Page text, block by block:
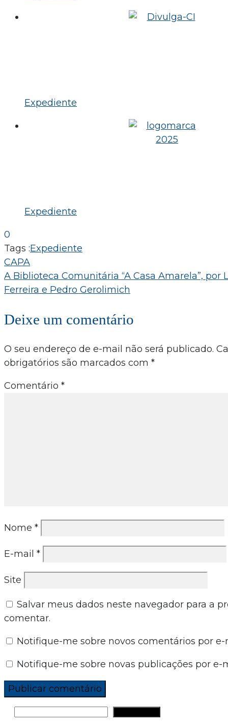
Expediente
Expediente
0
Tags :Expediente
Navegação
de
CAPA
A Biblioteca Comunitária “A Casa Amarela”, por
Ferreira e Pedro Gerolimich
Deixe um comentário
O seu endereço de e-mail não será publicado.
obrigatórios são marcados com *
Comentário *
Nome *
E-mail *
Site
Salvar meus dados neste navegador para a
comentar.
Notifique-me sobre novos comentários por e-
Notifique-me sobre novas publicações por e-